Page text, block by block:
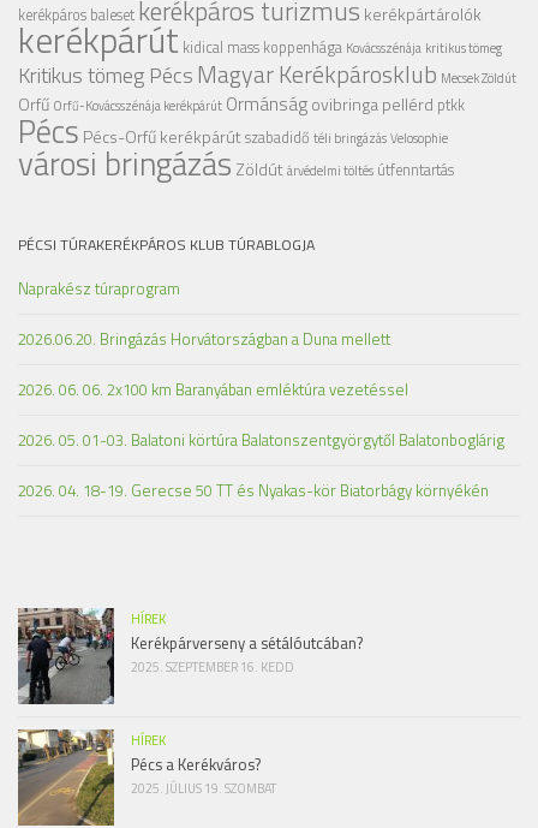
kerékpáros baleset kerékpáros turizmus kerékpártárolók
kerékpárút kidical mass koppenhága Kovácsszénája kritikus tömeg
Kritikus tömeg PécsMagyar Kerékpárosklub Mecsek Zöldút
Orfű Orfű-Kovácsszénája kerékpárút Ormánságovibringapellérd ptkk
Pécs Pécs-Orfű kerékpárútszabadidő téli bringázásVelosophie
városi bringázás Zöldútárvédelmi töltés útfenntartás
PÉCSI TÚRAKERÉKPÁROS KLUB TÚRABLOGJA
Naprakész túraprogram
2026.06.20. Bringázás Horvátországban a Duna mellett
2026. 06. 06. 2x100 km Baranyában emléktúra vezetéssel
2026. 05. 01-03. Balatoni körtúra Balatonszentgyörgytől Balatonboglárig
2026. 04. 18-19. Gerecse 50 TT és Nyakas-kör Biatorbágy környékén
HÍREK
Kerékpárverseny a sétálóutcában?
2025. SZEPTEMBER 16. KEDD
HÍREK
Pécs a Kerékváros?
2025. JÚLIUS 19. SZOMBAT